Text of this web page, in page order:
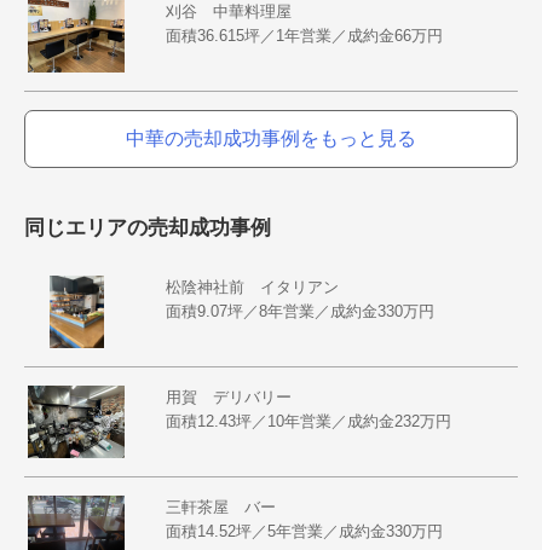
刈谷 中華料理屋
面積36.615坪／1年営業／成約金66万円
中華の売却成功事例をもっと見る
同じエリアの売却成功事例
松陰神社前 イタリアン
面積9.07坪／8年営業／成約金330万円
用賀 デリバリー
面積12.43坪／10年営業／成約金232万円
三軒茶屋 バー
面積14.52坪／5年営業／成約金330万円